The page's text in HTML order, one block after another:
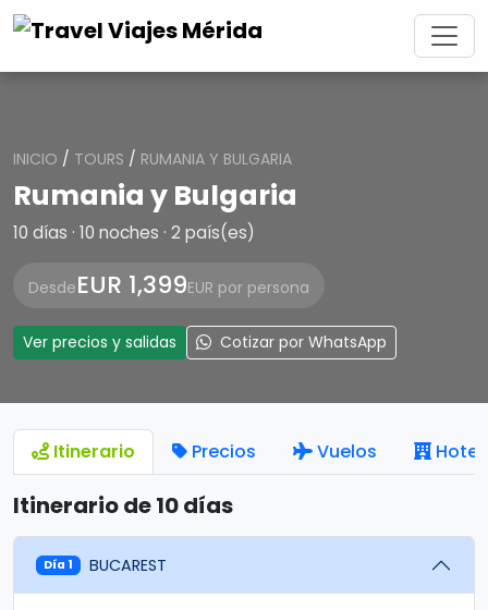
INICIO / TOURS / RUMANIA Y BULGARIA
Rumania y Bulgaria
10 días · 10 noches · 2 país(es)
DesdeEUR 1,399EUR por persona
Ver precios y salidas Cotizar por WhatsApp
Itinerario Precios Vuelos
Itinerario de 10 días
Día 1 BUCAREST